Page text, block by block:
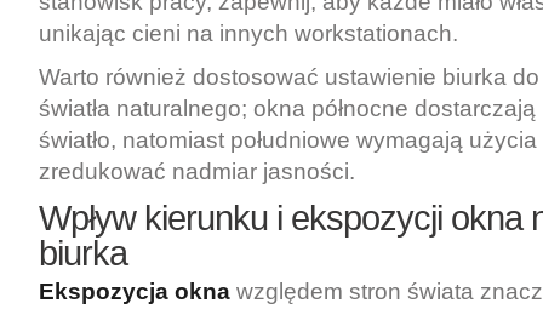
unikając cieni na innych workstationach.
Warto również dostosować ustawienie biurka
światła naturalnego; okna północne
światło, natomiast południowe wymagają
zredukować nadmiar jasności.
Wpływ kierunku i ekspozycji okna
biurka
Ekspozycja okna względem stron świata